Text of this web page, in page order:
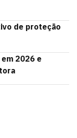
de proteção
2026 e